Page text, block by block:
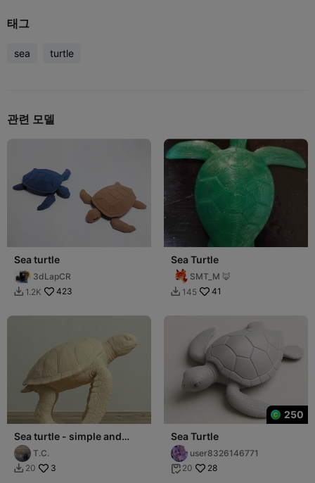
태그
sea turtle
관련 모델
Sea turtle
3dLapCR
 1.2K 423
Sea Turtle
SMT_M 🦊
 145 41
Sea turtle - simple and
easy to print
T.C.
 20 3
250
Sea Turtle
user8326146771
 20 28